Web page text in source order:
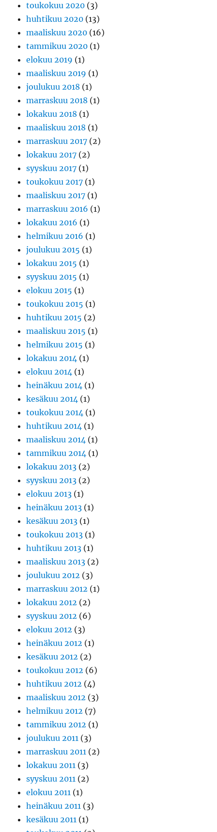
toukokuu 2020 (3)
huhtikuu 2020 (13)
maaliskuu 2020 (16)
tammikuu 2020 (1)
elokuu 2019 (1)
maaliskuu 2019 (1)
joulukuu 2018 (1)
marraskuu 2018 (1)
lokakuu 2018 (1)
maaliskuu 2018 (1)
marraskuu 2017 (2)
lokakuu 2017 (2)
syyskuu 2017 (1)
toukokuu 2017 (1)
maaliskuu 2017 (1)
marraskuu 2016 (1)
lokakuu 2016 (1)
helmikuu 2016 (1)
joulukuu 2015 (1)
lokakuu 2015 (1)
syyskuu 2015 (1)
elokuu 2015 (1)
toukokuu 2015 (1)
huhtikuu 2015 (2)
maaliskuu 2015 (1)
helmikuu 2015 (1)
lokakuu 2014 (1)
elokuu 2014 (1)
heinäkuu 2014 (1)
kesäkuu 2014 (1)
toukokuu 2014 (1)
huhtikuu 2014 (1)
maaliskuu 2014 (1)
tammikuu 2014 (1)
lokakuu 2013 (2)
syyskuu 2013 (2)
elokuu 2013 (1)
heinäkuu 2013 (1)
kesäkuu 2013 (1)
toukokuu 2013 (1)
huhtikuu 2013 (1)
maaliskuu 2013 (2)
joulukuu 2012 (3)
marraskuu 2012 (1)
lokakuu 2012 (2)
syyskuu 2012 (6)
elokuu 2012 (3)
heinäkuu 2012 (1)
kesäkuu 2012 (2)
toukokuu 2012 (6)
huhtikuu 2012 (4)
maaliskuu 2012 (3)
helmikuu 2012 (7)
tammikuu 2012 (1)
joulukuu 2011 (3)
marraskuu 2011 (2)
lokakuu 2011 (3)
syyskuu 2011 (2)
elokuu 2011 (1)
heinäkuu 2011 (3)
kesäkuu 2011 (1)